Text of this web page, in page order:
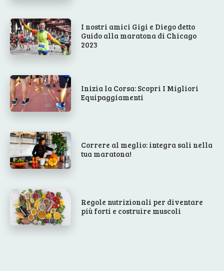
I nostri amici Gigi e Diego detto
Guido alla maratona di Chicago
2023
Inizia la Corsa: Scopri I Migliori
Equipaggiamenti
Correre al meglio: integra sali nella
tua maratona!
Regole nutrizionali per diventare
più forti e costruire muscoli